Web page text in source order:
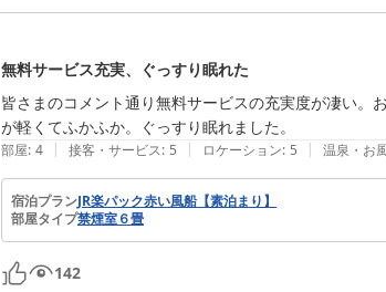
無料サービス充実、ぐっすり眠れた
皆さまのコメント通り無料サービスの充実度が凄い。
が軽くてふかふか。ぐっすり眠れました。
部屋: 4 | 接客・サービス: 5 | ロケーション: 5 | 温泉・お
宿泊プランJR楽パック赤い風船【素泊まり】
部屋タイプ禁煙室６畳
142